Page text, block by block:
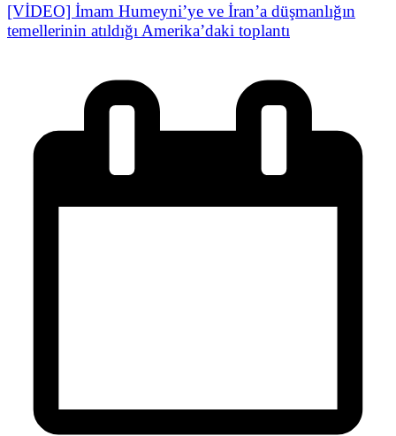
[VİDEO] İmam Humeyni’ye ve İran’a düşmanlığın
temellerinin atıldığı Amerika’daki toplantı